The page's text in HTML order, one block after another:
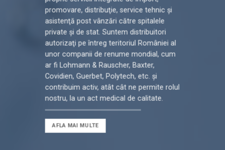
promovare, distribuţie, service tehnic şi
asistenţă post vânzări către spitalele
private şi de stat. Suntem distribuitori
autorizaţi pe întreg teritoriul României al
unor companii de renume mondial, cum
ar fi Lohmann & Rauscher, Baxter,
Covidien, Guerbet, Polytech, etc. şi
contribuim activ, atât cât ne permite rolul
nostru, la un act medical de calitate.
AFLA MAI MULTE